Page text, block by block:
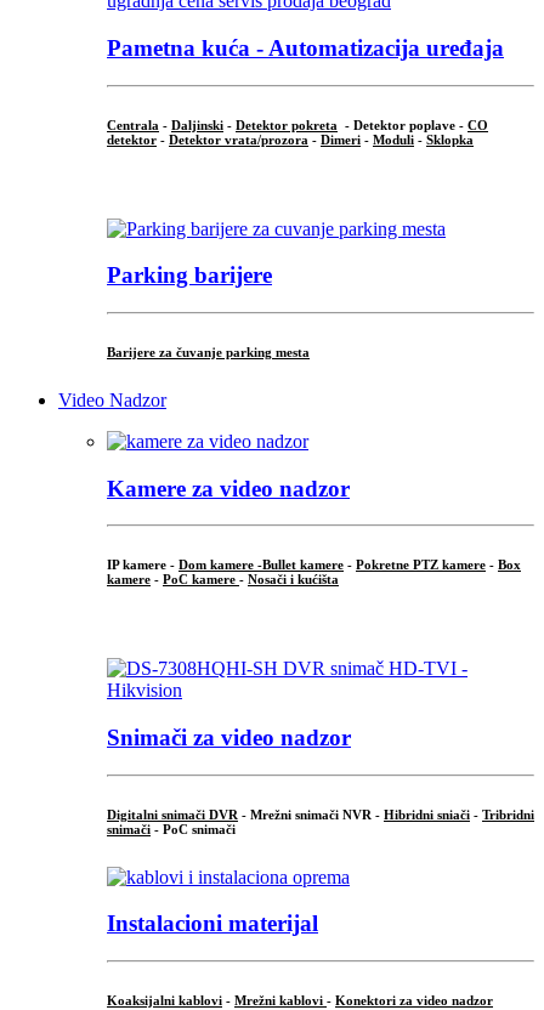
Pametna kuća - Automatizacija uređaja
Centrala - Daljinski - Detektor pokreta - Detektor poplave - CO
detektor - Detektor vrata/prozora - Dimeri - Moduli - Sklopka
Parking barijere
Barijere za čuvanje parking mesta
Video Nadzor
Kamere za video nadzor
IP kamere - Dom kamere -Bullet kamere - Pokretne PTZ kamere - Box
kamere - PoC kamere - Nosači i kućišta
Snimači za video nadzor
Digitalni snimači DVR - Mrežni snimači NVR - Hibridni sniači - Tribridni
snimači - PoC snimači
Instalacioni materijal
Koaksijalni kablovi - Mrežni kablovi - Konektori za video nadzor